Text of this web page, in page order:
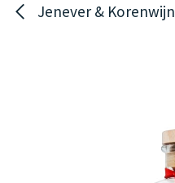
Jenever & Korenwijn